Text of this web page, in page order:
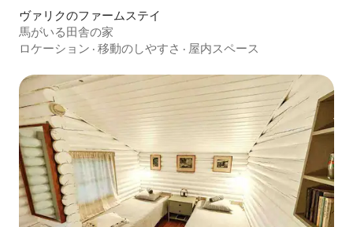
ヴァリクのファームステイ
馬がいる田舎の家
ロケーション · 移動のしやすさ · 屋内スペース